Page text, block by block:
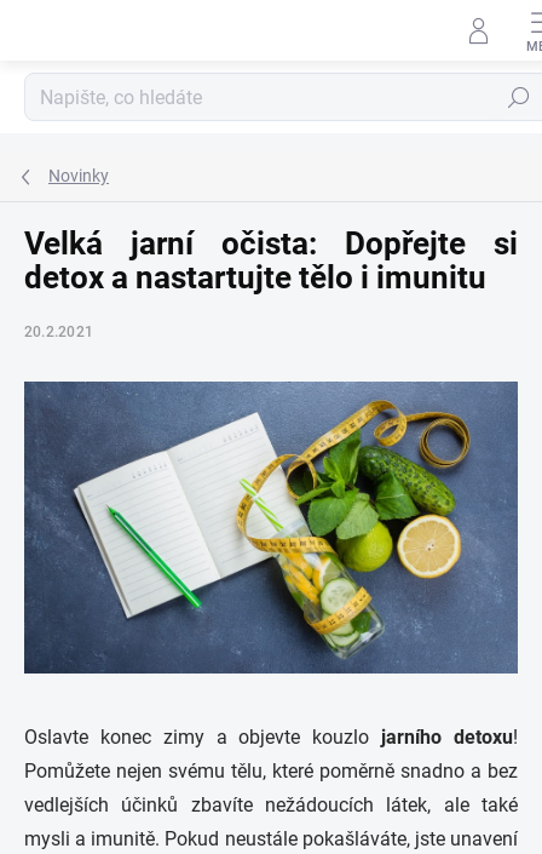
Hledat
Novinky
Velká jarní očista: Dopřejte si
detox a nastartujte tělo i imunitu
20.2.2021
Oslavte konec zimy a objevte kouzlo jarního detoxu!
Pomůžete nejen svému tělu, které poměrně snadno a bez
vedlejších účinků zbavíte nežádoucích látek, ale také
mysli a imunitě. Pokud neustále pokašláváte, jste unavení